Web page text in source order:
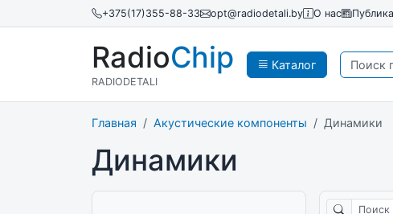
+375(17)355-88-33 opt@radiodetali.by О нас
Каталог
RadioChip
RADIODETALI
Главная Акустические компоненты Динамики
Динамики
Поиск по